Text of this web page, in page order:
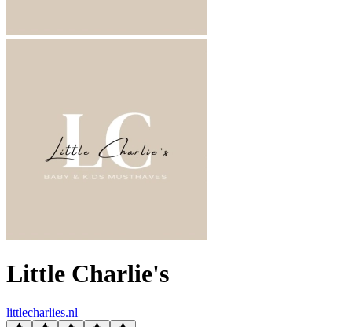
Little Charlie's
littlecharlies.nl